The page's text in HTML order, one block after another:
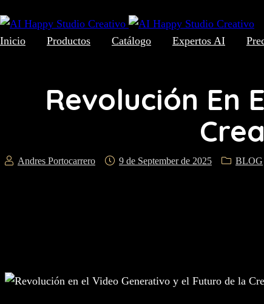
Inicio Productos Catálogo Expertos AI
Revolución En
Andres Portocarrero 9 de September de 2025 BLOG